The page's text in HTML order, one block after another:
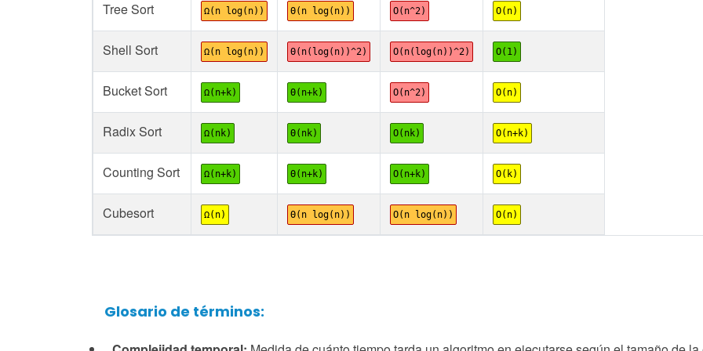
Tree Sort Ω(n log(n)) Θ(n log(n)) O(n^2) O(n)
Shell Sort Ω(n log(n)) Θ(n(log(n))^2) O(n(log(n))^2) O(1)
Bucket Sort Ω(n+k) Θ(n+k) O(n^2) O(n)
Radix Sort Ω(nk) Θ(nk) O(nk) O(n+k)
Counting Sort Ω(n+k) Θ(n+k) O(n+k) O(k)
Cubesort Ω(n) Θ(n log(n)) O(n log(n)) O(n)
Glosario de términos: